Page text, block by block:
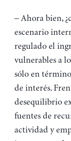
– Ahora bien,
escenario
regulado el
vulnerables a
sólo en
de interés.
desequilibrio
fuentes de
actividad y